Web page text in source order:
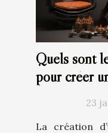
Quels sont
pour créer
23
La création